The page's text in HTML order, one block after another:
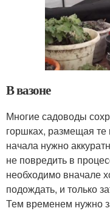
В вазоне
Многие садоводы
горшках, размещая
начала нужно
не повредить в
необходимо вначале
подождать, и только
Тем временем нужно